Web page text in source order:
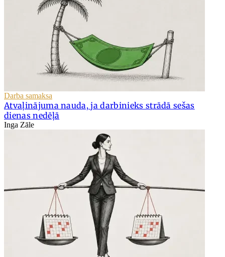
Darba samaksa
Atvaļinājuma nauda, ja darbinieks strādā sešas
dienas nedēļā
Inga Zāle